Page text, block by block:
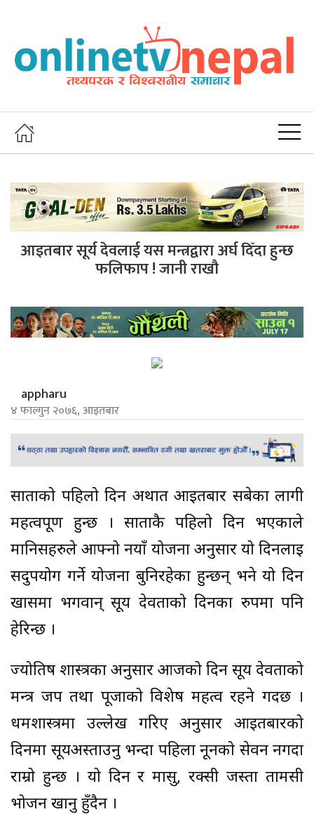
आइतबार सूर्य देवलाई यस मन्त्रद्वारा अर्घ दिँदा हुन्छ
फलिफाप ! जानी राखौ
appharu
४ फाल्गुन २०७६, आइतबार
साताको पहिलो दिन अर्थात आइतबार सबेका लागी
महत्वपूर्ण हुन्छ । साताकै पहिलो दिन भएकाले
मानिसहरुले आफ्नो नयाँ योजना अनुसार यो दिनलाई
सदुपयोग गर्ने योजना बुनिरहेका हुन्छन् भने यो दिन
खासमा भगवान् सूर्य देवताको दिनका रुपमा पनि
हेरिन्छ ।
ज्योतिष शास्त्रका अनुसार आजको दिन सूर्य देवताको
मन्त्र जप तथा पूजाको विशेष महत्व रहने गर्दछ ।
धर्मशास्त्रमा उल्लेख गरिए अनुसार आइतबारको
दिनमा सूर्यअस्ताउनु भन्दा पहिला नूनको सेवन नर्गदा
राम्रो हुन्छ । यो दिन र मासु, रक्सी जस्ता तामसी
भोजन खानु हुँदैन ।